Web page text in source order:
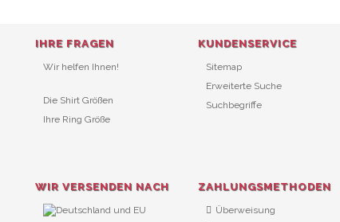
IHRE FRAGEN
Wir helfen Ihnen!
Die Shirt Größen
Ihre Ring Größe
KUNDENSERVICE
Sitemap
Erweiterte Suche
Suchbegriffe
WIR VERSENDEN NACH ZAHLUNGSMETHODEN
Überweisung